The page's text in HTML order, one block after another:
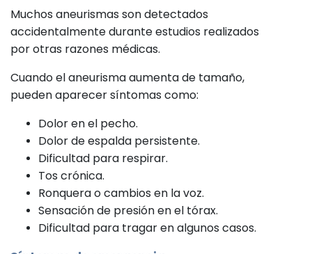
Muchos aneurismas son detectados
accidentalmente durante estudios realizados
por otras razones médicas.
Cuando el aneurisma aumenta de tamaño,
pueden aparecer síntomas como:
Dolor en el pecho.
Dolor de espalda persistente.
Dificultad para respirar.
Tos crónica.
Ronquera o cambios en la voz.
Sensación de presión en el tórax.
Dificultad para tragar en algunos casos.